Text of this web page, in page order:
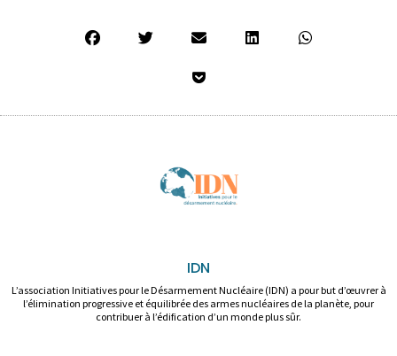
IDN
L’association Initiatives pour le Désarmement Nucléaire (IDN) a pour but d’œuvrer à
l’élimination progressive et équilibrée des armes nucléaires de la planète, pour
contribuer à l’édification d’un monde plus sûr.